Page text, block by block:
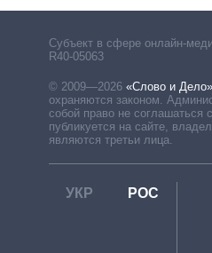
Субъект в сфере онлайн-
R40-05063
© 2009—2026 «Слово и Дело»
охраняются законом.
собой право не соглашаться
публикуется на сайте,
являются третьи лица.
УКР РОС